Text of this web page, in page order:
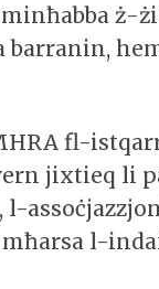
ż-
fl-
jixtieq li
l-